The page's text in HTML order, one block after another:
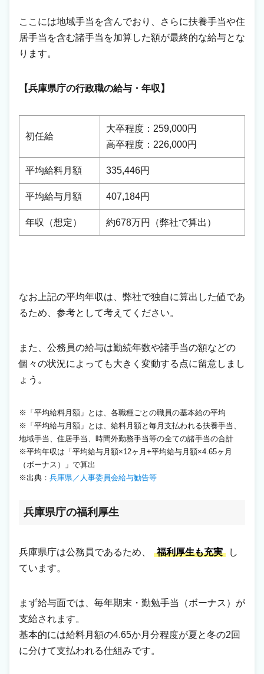
ここには地域手当を含んでおり、さらに扶養手当や住
居手当を含む諸手当を加算した額が最終的な給与とな
ります。
【兵庫県庁の行政職の給与・年収】
初任給
大卒程度：259,000円
高卒程度：226,000円
平均給料月額 335,446円
平均給与月額 407,184円
年収（想定） 約678万円（弊社で算出）
なお上記の平均年収は、弊社で独自に算出した値であ
るため、参考として考えてください。
また、公務員の給与は勤続年数や諸手当の額などの
個々の状況によっても大きく変動する点に留意しまし
ょう。
※「平均給料月額」とは、各職種ごとの職員の基本給の平均
※「平均給与月額」とは、給料月額と毎月支払われる扶養手当、
地域手当、住居手当、時間外勤務手当等の全ての諸手当の合計
※平均年収は「平均給与月額×12ヶ月+平均給与月額×4.65ヶ月
（ボーナス）」で算出
※出典： 兵庫県／人事委員会給与勧告等
兵庫県庁の福利厚生
兵庫県庁は公務員であるため、 福利厚生も充実
し
ています。
まず給与面では、毎年期末・勤勉手当（ボーナス）が
支給されます。
基本的には給料月額の4.65か月分程度が夏と冬の2回
に分けて支払われる仕組みです。